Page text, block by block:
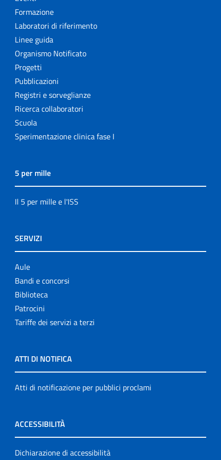
Formazione
Laboratori di riferimento
Linee guida
Organismo Notificato
Progetti
Pubblicazioni
Registri e sorveglianze
Ricerca collaboratori
Scuola
Sperimentazione clinica fase I
5 per mille
Il 5 per mille e l'ISS
SERVIZI
Aule
Bandi e concorsi
Biblioteca
Patrocini
Tariffe dei servizi a terzi
ATTI DI NOTIFICA
Atti di notificazione per pubblici proclami
ACCESSIBILITÀ
Dichiarazione di accessibilità